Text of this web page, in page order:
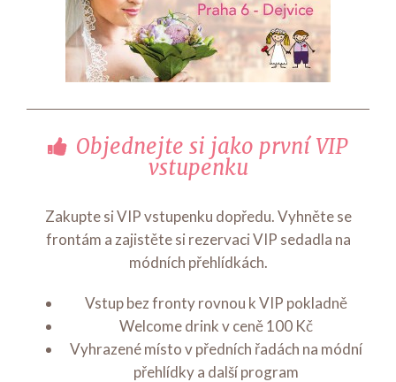
Objednejte si jako první VIP
vstupenku
Zakupte si VIP vstupenku dopředu. Vyhněte se
frontám a zajistěte si rezervaci VIP sedadla na
módních přehlídkách.
Vstup bez fronty rovnou k VIP pokladně
Welcome drink v ceně 100 Kč
Vyhrazené místo v předních řadách na módní
přehlídky a další program